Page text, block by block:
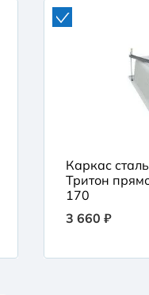
Каркас
Тритон
170
3 660 ₽